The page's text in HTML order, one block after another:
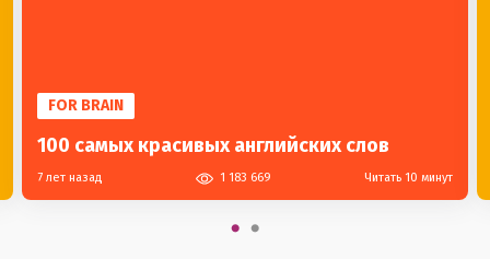
FOR BRAIN
100 самых красивых английских слов
7 лет назад 1 183 669 Читать 10 минут